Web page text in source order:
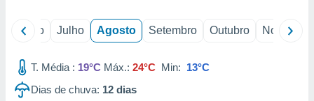
Junho Julho Agosto Setembro Outubro Novembro
T. Média : 19°C Máx.: 24°C Min: 13°C
Dias de chuva: 12 dias